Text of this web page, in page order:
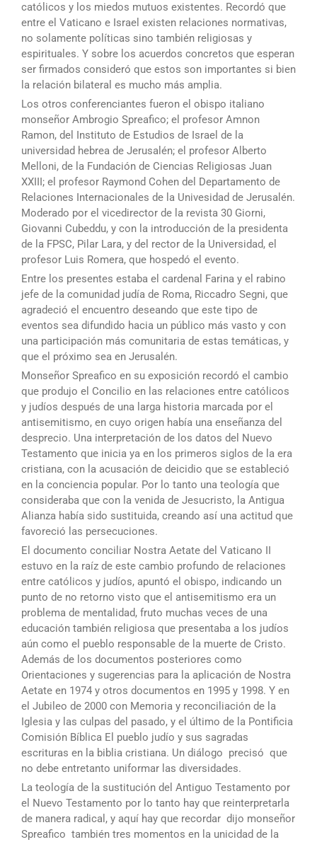
católicos y los miedos mutuos existentes. Recordó que
entre el Vaticano e Israel existen relaciones normativas,
no solamente políticas sino también religiosas y
espirituales. Y sobre los acuerdos concretos que esperan
ser firmados consideró que estos son importantes si bien
la relación bilateral es mucho más amplia.
Los otros conferenciantes fueron el obispo italiano
monseñor Ambrogio Spreafico; el profesor Amnon
Ramon, del Instituto de Estudios de Israel de la
universidad hebrea de Jerusalén; el profesor Alberto
Melloni, de la Fundación de Ciencias Religiosas Juan
XXIII; el profesor Raymond Cohen del Departamento de
Relaciones Internacionales de la Univesidad de Jerusalén.
Moderado por el vicedirector de la revista 30 Giorni,
Giovanni Cubeddu, y con la introducción de la presidenta
de la FPSC, Pilar Lara, y del rector de la Universidad, el
profesor Luis Romera, que hospedó el evento.
Entre los presentes estaba el cardenal Farina y el rabino
jefe de la comunidad judía de Roma, Riccadro Segni, que
agradeció el encuentro deseando que este tipo de
eventos sea difundido hacia un público más vasto y con
una participación más comunitaria de estas temáticas, y
que el próximo sea en Jerusalén.
Monseñor Spreafico en su exposición recordó el cambio
que produjo el Concilio en las relaciones entre católicos
y judíos después de una larga historia marcada por el
antisemitismo, en cuyo origen había una enseñanza del
desprecio. Una interpretación de los datos del Nuevo
Testamento que inicia ya en los primeros siglos de la era
cristiana, con la acusación de deicidio que se estableció
en la conciencia popular. Por lo tanto una teología que
consideraba que con la venida de Jesucristo, la Antigua
Alianza había sido sustituida, creando así una actitud que
favoreció las persecuciones.
El documento conciliar Nostra Aetate del Vaticano II
estuvo en la raíz de este cambio profundo de relaciones
entre católicos y judíos, apuntó el obispo, indicando un
punto de no retorno visto que el antisemitismo era un
problema de mentalidad, fruto muchas veces de una
educación también religiosa que presentaba a los judíos
aún como el pueblo responsable de la muerte de Cristo.
Además de los documentos posteriores como
Orientaciones y sugerencias para la aplicación de Nostra
Aetate en 1974 y otros documentos en 1995 y 1998. Y en
el Jubileo de 2000 con Memoria y reconciliación de la
Iglesia y las culpas del pasado, y el último de la Pontificia
Comisión Bíblica El pueblo judío y sus sagradas
escrituras en la biblia cristiana. Un diálogo  precisó  que
no debe entretanto uniformar las diversidades.
La teología de la sustitución del Antiguo Testamento por
el Nuevo Testamento por lo tanto hay que reinterpretarla
de manera radical, y aquí hay que recordar  dijo monseñor
Spreafico  también tres momentos en la unicidad de la